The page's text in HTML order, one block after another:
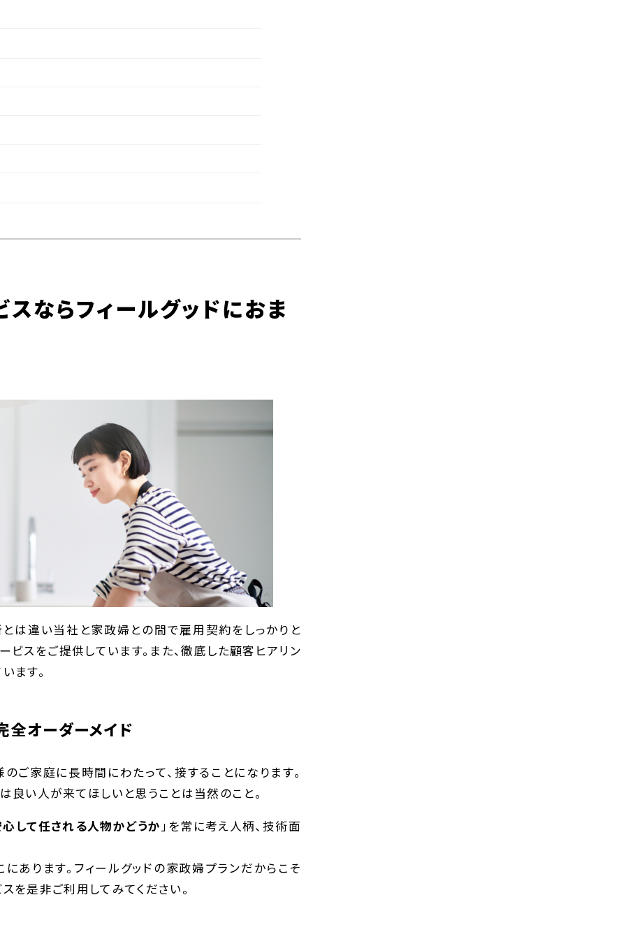
ならフィールグッドにおま
は違い当社と家政婦との間で雇用契約をしっかりと
スをご提供しています。また、徹底した顧客ヒアリン
ます。
全オーダーメイド
ご家庭に長時間にわたって、接することになります。
良い人が来てほしいと思うことは当然のこと。
して任される人物かどうか 」を常に考え人柄、技術面
あります。フィールグッドの家政婦プランだからこそ
を是非ご利用してみてください。